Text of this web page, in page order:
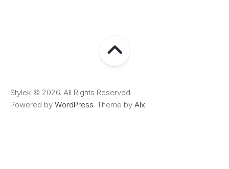
Stylek © 2026. All Rights Reserved.
Powered by WordPress. Theme by Alx.